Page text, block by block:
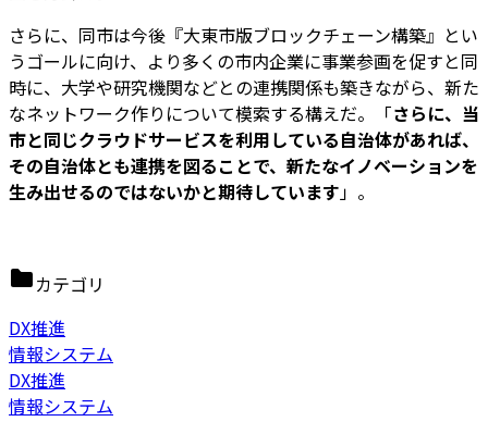
さらに、同市は今後『大東市版ブロックチェーン構築』とい
うゴールに向け、より多くの市内企業に事業参画を促すと同
時に、大学や研究機関などとの連携関係も築きながら、新た
なネットワーク作りについて模索する構えだ。「さらに、当
市と同じクラウドサービスを利用している自治体があれば、
その自治体とも連携を図ることで、新たなイノベーションを
生み出せるのではないかと期待しています」。
カテゴリ
DX推進
情報システム
DX推進
情報システム